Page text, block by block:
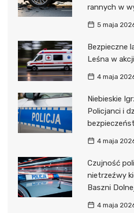
rannych w
5 maja
Bezpieczne
Leśna w
4 maja
Niebieskie
Policjanci i
4 maja
Czujność
nietrzeźwy
Baszni
4 maja